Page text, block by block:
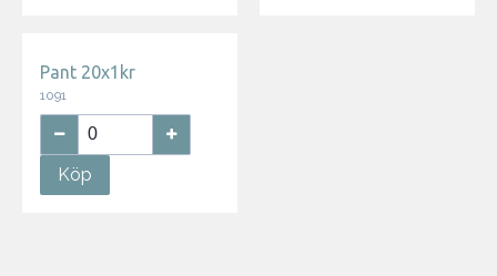
Pant 20x1kr
1091
Köp